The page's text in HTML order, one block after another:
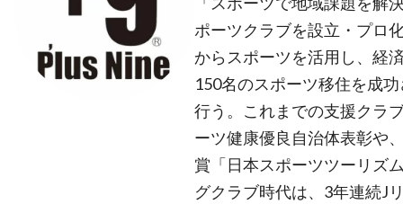
ポーツクラブを設立・プロ
からスポーツを活用し、経
150名のスポーツ移住を成
行う。これまでの支援クラ
ーツ健康優良自治体表彰や
賞「日本スポーツツーリズ
グクラブ時代は、3年連続J